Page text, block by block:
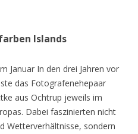
Islands
Januar In den drei Jahren vor
das Fotografenehepaar
aus Ochtrup jeweils im
Dabei faszinierten nicht
Wetterverhältnisse, sondern